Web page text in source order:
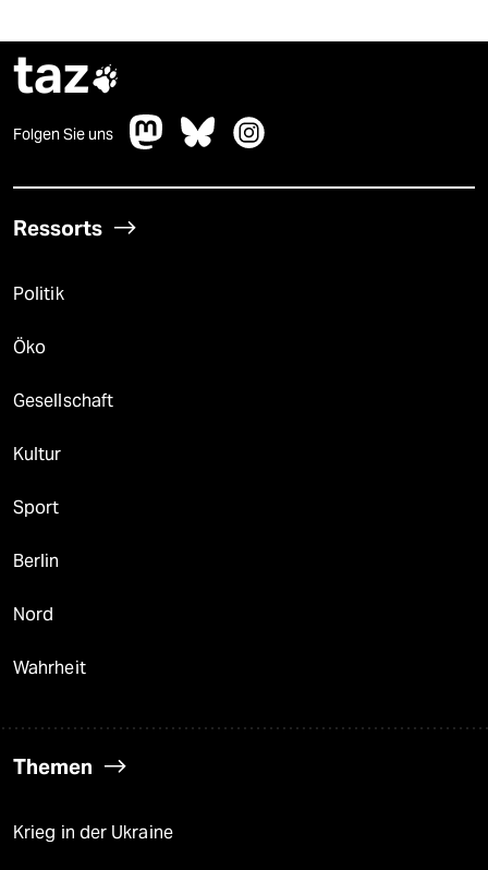
taz
Folgen Sie uns
Ressorts
Politik
Öko
Gesellschaft
Kultur
Sport
Berlin
Nord
Wahrheit
Themen
Krieg in der Ukraine